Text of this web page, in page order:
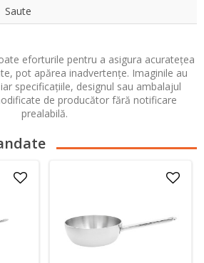
Saute
eforturile pentru a asigura acuratețea
pot apărea inadvertențe. Imaginile au
specificațiile, designul sau ambalajul
de producător fără notificare
prealabilă.